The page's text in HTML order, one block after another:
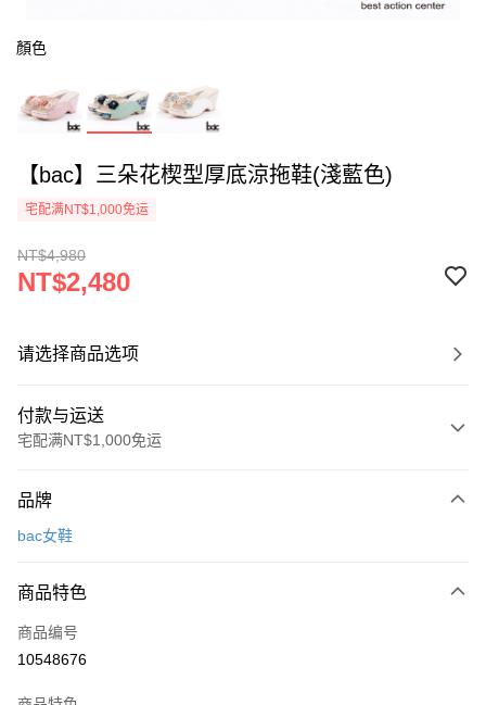
顏色
【bac】三朵花楔型厚底涼拖鞋(淺藍色)
宅配满NT$1,000免运
NT$4,980
NT$2,480
请选择商品选项
付款与运送
宅配满NT$1,000免运
信用卡一次付款
Apple Pay
街口支付
品牌
bac女鞋
商品特色
商品编号
10548676